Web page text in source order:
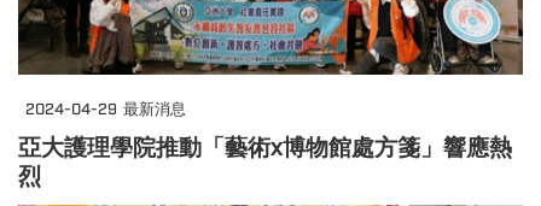
2024-04-29 最新消息
亞大護理學院推動「藝術x博物館處方箋」響應熱
烈